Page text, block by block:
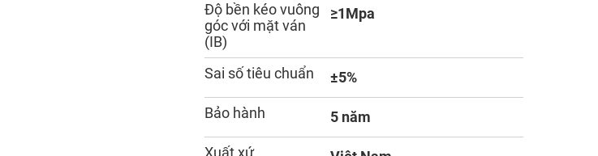
Độ bền kéo vuông
góc với mặt ván
(IB)
≥1Mpa
Sai số tiêu chuẩn ±5%
Bảo hành 5 năm
Xuất xứ